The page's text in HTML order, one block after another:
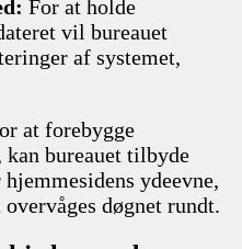
For at holde
vil bureauet
af systemet,
at forebygge
kan bureauet tilbyde
ydeevne,
døgnet rundt.